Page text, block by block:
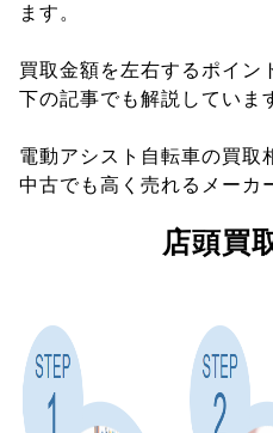
ます。
買取金額を左右するポイン
下の記事でも解説していま
電動アシスト自転車の買取
中古でも高く売れるメーカ
店頭買